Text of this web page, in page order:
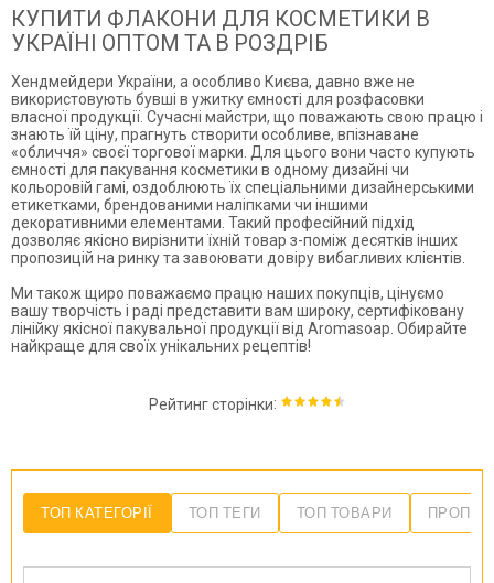
КУПИТИ ФЛАКОНИ ДЛЯ КОСМЕТИКИ В
УКРАЇНІ ОПТОМ ТА В РОЗДРІБ
Хендмейдери України, а особливо Києва, давно вже не
використовують бувші в ужитку ємності для розфасовки
власної продукції. Сучасні майстри, що поважають свою працю і
знають їй ціну, прагнуть створити особливе, впізнаване
«обличчя» своєї торгової марки. Для цього вони часто купують
ємності для пакування косметики в одному дизайні чи
кольоровій гамі, оздоблюють їх спеціальними дизайнерськими
етикетками, брендованими наліпками чи іншими
декоративними елементами. Такий професійний підхід
дозволяє якісно вирізнити їхній товар з-поміж десятків інших
пропозицій на ринку та завоювати довіру вибагливих клієнтів.
Ми також щиро поважаємо працю наших покупців, цінуємо
вашу творчість і раді представити вам широку, сертифіковану
лінійку якісної пакувальної продукції від Aromasoap. Обирайте
найкраще для своїх унікальних рецептів!
Рейтинг сторінки:
ТОП КАТЕГОРІЇ ТОП ТЕГИ ТОП ТОВАРИ